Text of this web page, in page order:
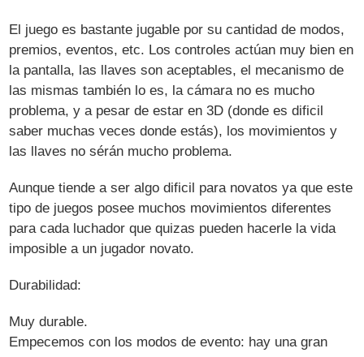
El juego es bastante jugable por su cantidad de modos,
premios, eventos, etc. Los controles actúan muy bien en
la pantalla, las llaves son aceptables, el mecanismo de
las mismas también lo es, la cámara no es mucho
problema, y a pesar de estar en 3D (donde es dificil
saber muchas veces donde estás), los movimientos y
las llaves no sérán mucho problema.
Aunque tiende a ser algo dificil para novatos ya que este
tipo de juegos posee muchos movimientos diferentes
para cada luchador que quizas pueden hacerle la vida
imposible a un jugador novato.
Durabilidad:
Muy durable.
Empecemos con los modos de evento: hay una gran